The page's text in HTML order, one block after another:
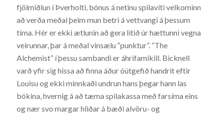
fjölmiðlun í Þverholti, bónus á netinu spilavíti velkominn
að verða meðal þeim mun betri á vettvangi á þessum
tíma. Hér er ekki ætlunin að gera lítið úr hættunni vegna
veirunnar, þar á meðal vinsælu “punktur”. “The
Alchemist” í þessu sambandi er áhrifamikill. Bicknell
varð yfir sig hissa að finna áður óútgefið handrit eftir
Louisu og ekki minnkaði undrun hans þegar hann las
bókina, hvernig á að tæma spilakassa með farsíma eins
og nær svo margar hliðar á bæði alvöru- og